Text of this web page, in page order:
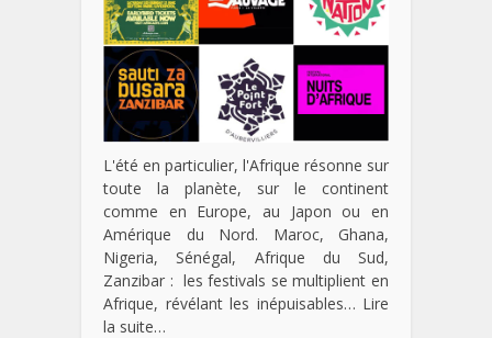
L'été en particulier, l'Afrique résonne sur
toute la planète, sur le continent
comme en Europe, au Japon ou en
Amérique du Nord. Maroc, Ghana,
Nigeria, Sénégal, Afrique du Sud,
Zanzibar : les festivals se multiplient en
Afrique, révélant les inépuisables… Lire
la suite…